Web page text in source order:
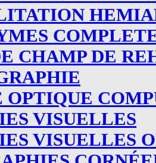
CHAMP DE
OPTIQUE
VISUELLES
VISUELLES